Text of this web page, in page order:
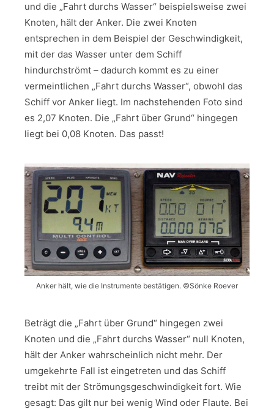
und die „Fahrt durchs Wasser“ beispielsweise zwei
Knoten, hält der Anker. Die zwei Knoten
entsprechen in dem Beispiel der Geschwindigkeit,
mit der das Wasser unter dem Schiff
hindurchströmt – dadurch kommt es zu einer
vermeintlichen „Fahrt durchs Wasser“, obwohl das
Schiff vor Anker liegt. Im nachstehenden Foto sind
es 2,07 Knoten. Die „Fahrt über Grund“ hingegen
liegt bei 0,08 Knoten. Das passt!
Anker hält, wie die Instrumente bestätigen. ©Sönke Roever
Beträgt die „Fahrt über Grund“ hingegen zwei
Knoten und die „Fahrt durchs Wasser“ null Knoten,
hält der Anker wahrscheinlich nicht mehr. Der
umgekehrte Fall ist eingetreten und das Schiff
treibt mit der Strömungsgeschwindigkeit fort. Wie
gesagt: Das gilt nur bei wenig Wind oder Flaute. Bei